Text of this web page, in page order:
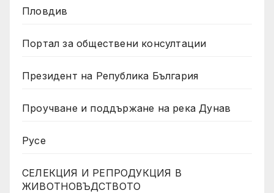
Пловдив
Портал за обществени консултации
Президент на Република България
Проучване и поддържане на река Дунав
Русе
СЕЛЕКЦИЯ И РЕПРОДУКЦИЯ В
ЖИВОТНОВЪДСТВОТО